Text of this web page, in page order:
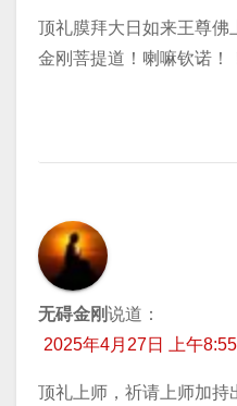
顶礼膜拜大日如来王尊佛
金刚菩提道！喇嘛钦诺！
无碍金刚说道：
2025年4月27日 上午8:55
顶礼上师，祈请上师加持